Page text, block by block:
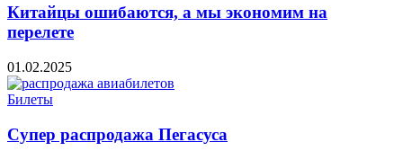
Китайцы ошибаются, а мы экономим на
перелете
01.02.2025
Билеты
Супер распродажа Пегасуса